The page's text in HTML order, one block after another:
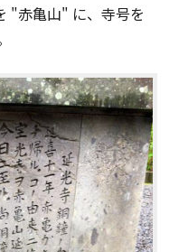
"赤亀山" に、寺号を